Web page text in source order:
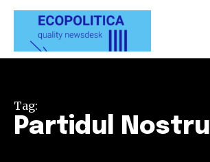
Tag:
Partidul Nostru